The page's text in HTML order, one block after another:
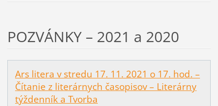
POZVÁNKY – 2021 a 2020
Ars litera v stredu 17. 11. 2021 o 17. hod. –
Čítanie z literárnych časopisov – Literárny
týždenník a Tvorba